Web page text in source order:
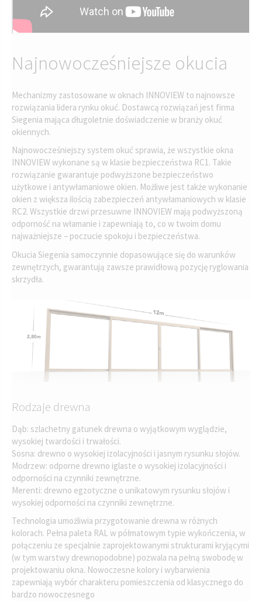
Najnowocześniejsze okucia
Mechanizmy zastosowane w oknach INNOVIEW to najnowsze
rozwiązania lidera rynku okuć. Dostawcą rozwiązań jest firma
Siegenia mająca długoletnie doświadczenie w branży okuć
okiennych.
Najnowocześniejszy system okuć sprawia, że wszystkie okna
INNOVIEW wykonane są w klasie bezpieczeństwa RC1. Takie
rozwiązanie gwarantuje podwyższone bezpieczeństwo
użytkowe i antywłamaniowe okien. Możliwe jest także wykonanie
okien z większa ilością zabezpieczeń antywłamaniowych w klasie
RC2. Wszystkie drzwi przesuwne INNOVIEW mają podwyższoną
odporność na włamanie i zapewniają to, co w twoim domu
najważniejsze – poczucie spokoju i bezpieczeństwa.
Okucia Siegenia samoczynnie dopasowujące się do warunków
zewnętrzych, gwarantują zawsze prawidłową pozycję ryglowania
skrzydła.
Rodzaje drewna
Dąb: szlachetny gatunek drewna o wyjątkowym wyglądzie,
wysokiej twardości i trwałości.
Sosna: drewno o wysokiej izolacyjności i jasnym rysunku słojów.
Modrzew: odporne drewno iglaste o wysokiej izolacyjności i
odporności na czynniki zewnętrzne.
Merenti: drewno egzotyczne o unikatowym rysunku słojów i
wysokiej odporności na czynniki zewnętrzne.
Technologia umożliwia przygotowanie drewna w różnych
kolorach. Pełna paleta RAL w półmatowym typie wykończenia, w
połączeniu ze specjalnie zaprojektowanymi strukturami kryjącymi
(w tym warstwy drewnopodobne) pozwala na pełną swobodę w
projektowaniu okna. Nowoczesne kolory i wybarwienia
zapewniają wybór charakteru pomieszczenia od klasycznego do
bardzo nowoczesnego